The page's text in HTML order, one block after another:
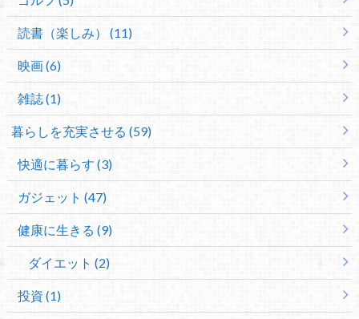
読書（楽しみ） (11)
映画 (6)
雑誌 (1)
暮らしを充実させる (59)
快適に暮らす (3)
ガジェット (47)
健康に生きる (9)
ダイエット (2)
投資 (1)